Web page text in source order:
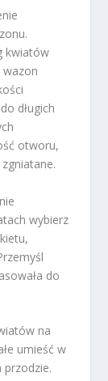
kwiatów
wazon
długich
otworu,
wybierz
do
na
umieść w
przodzie.